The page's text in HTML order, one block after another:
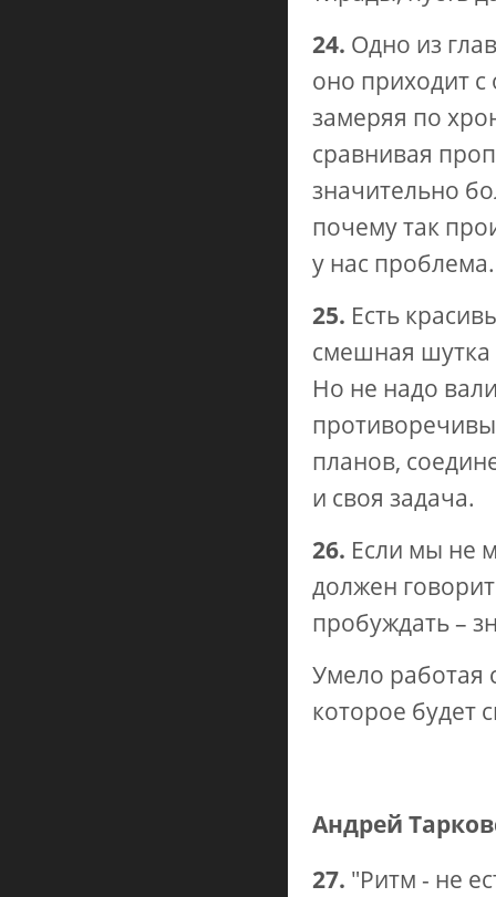
24. Одно из
оно приходит
замеряя по
сравнивая
значительно
почему так
у нас
25. Есть
смешная шутка
Но не надо
планов,
и своя задача.
26. Если мы не
должен
пробуждать –
Умело работая
которое будет
Андрей
27. "Ритм - не